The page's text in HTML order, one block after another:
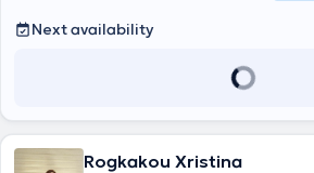
Next availability
Rogkakou Xristina